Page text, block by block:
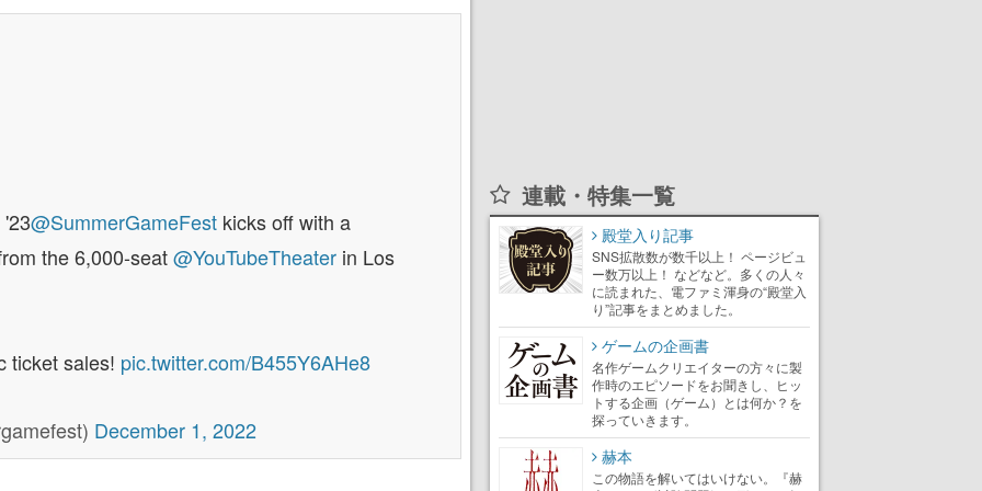
@SummerGameFest kicks off with a
the 6,000-seat@YouTubeTheater in Los
ticket sales! pic.twitter.com/B455Y6AHe8
December 1, 2022
連載・特集一覧
殿堂入り記事
SNS拡散数が数千以上！ ページビュ
ー数万以上！ などなど。多くの人々
に読まれた、電ファミ渾身の“殿堂入
り”記事をまとめました。
ゲームの企画書
名作ゲームクリエイターの方々に製
作時のエピソードをお聞きし、ヒッ
トする企画（ゲーム）とは何か？を
探っていきます。
赫本
この物語を解いてはいけない。『赫